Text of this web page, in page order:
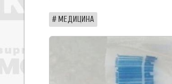
МЕДИЦИНА